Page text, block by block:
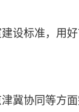
设标准，用
冀协同等方